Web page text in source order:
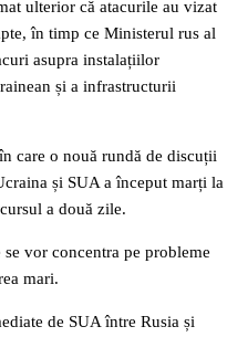
ulterior că atacurile au vizat
în timp ce Ministerul rus al
asupra instalațiilor
și a infrastructurii
care o nouă rundă de discuții
și SUA a început marți la
a două zile.
vor concentra pe probleme
mari.
de SUA între Rusia și